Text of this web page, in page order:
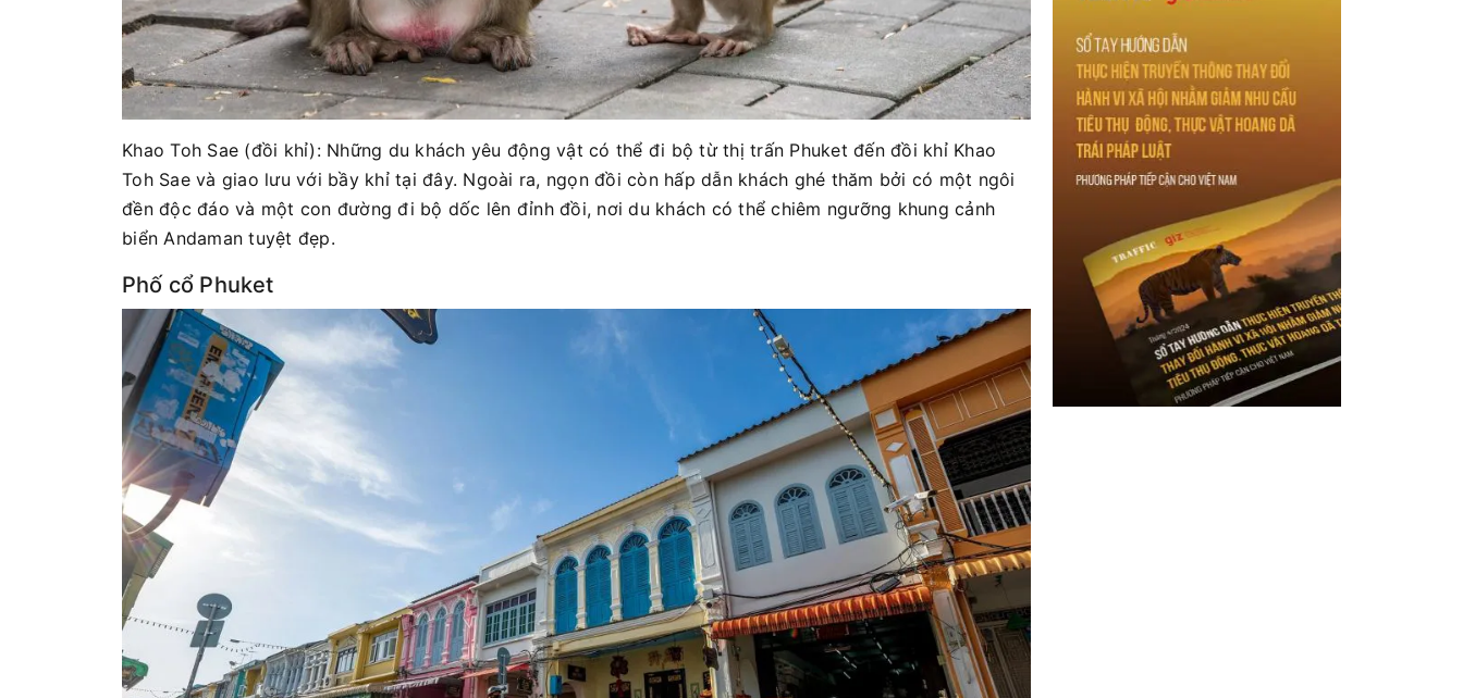
Khao Toh Sae (đồi khỉ): Những du khách yêu động vật có thể đi bộ từ thị trấn Phuket đến đồi khỉ Khao
Toh Sae và giao lưu với bầy khỉ tại đây. Ngoài ra, ngọn đồi còn hấp dẫn khách ghé thăm bởi có một ngôi
đền độc đáo và một con đường đi bộ dốc lên đỉnh đồi, nơi du khách có thể chiêm ngưỡng khung cảnh
biển Andaman tuyệt đẹp.
Phố cổ Phuket